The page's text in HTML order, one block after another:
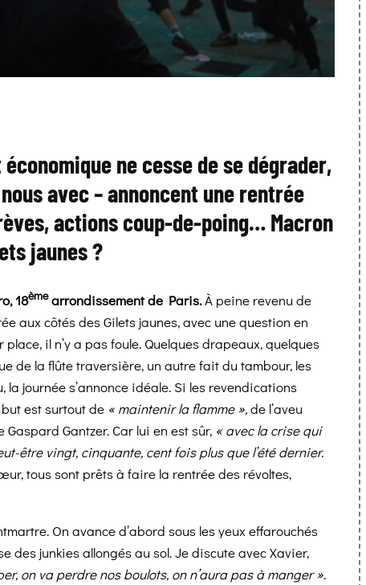
ne cesse de se dégrader,
avec – annoncent une rentrée
actions coup-de-poing… Macron
jaunes?
18èmearrondissement de Paris.À peine revenu de
aux côtés des Gilets jaunes, avec une question en
place, il n’y a pas foule. Quelques drapeaux, quelques
de la flûte traversière, un autre fait du tambour, les
journée s’annonce idéale. Si les revendications
est surtout de « maintenir la flamme »,de l’aveu
Gantzer. Car lui en est sûr, « avec la crise qui
être vingt, cinquante, cent fois plus que l’été dernier.
tous sont prêts à faire la rentrée des révoltes,
On avance d’abord sous les yeux effarouchés
des junkies allongés au sol. Je discute avec Xavier,
on va perdre nos boulots, on n’aura pas à manger ».